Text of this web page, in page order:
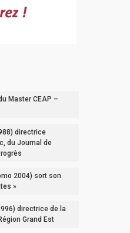
Master CEAP –
directrice
du Journal de
2004) sort son
»
directrice de la
Grand Est